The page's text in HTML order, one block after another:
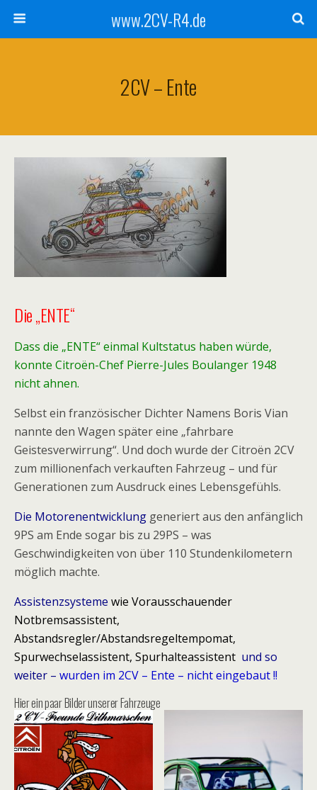
www.2CV-R4.de
2CV – Ente
Die „ENTE“
Dass die „ENTE“ einmal Kultstatus haben würde,
konnte Citroën-Chef Pierre-Jules Boulanger 1948
nicht ahnen.
Selbst ein französischer Dichter Namens Boris Vian
nannte den Wagen später eine „fahrbare
Geistesverwirrung“. Und doch wurde der Citroën 2CV
zum millionenfach verkauften Fahrzeug – und für
Generationen zum Ausdruck eines Lebensgefühls.
Die Motorenentwicklung generiert aus den anfänglich
9PS am Ende sogar bis zu 29PS – was
Geschwindigkeiten von über 110 Stundenkilometern
möglich machte.
Assistenzsysteme wie Vorausschauender
Notbremsassistent,
Abstandsregler/Abstandsregeltempomat,
Spurwechselassistent, Spurhalteassistent und so
weiter – wurden im 2CV – Ente – nicht eingebaut !!
Hier ein paar Bilder unserer Fahrzeuge